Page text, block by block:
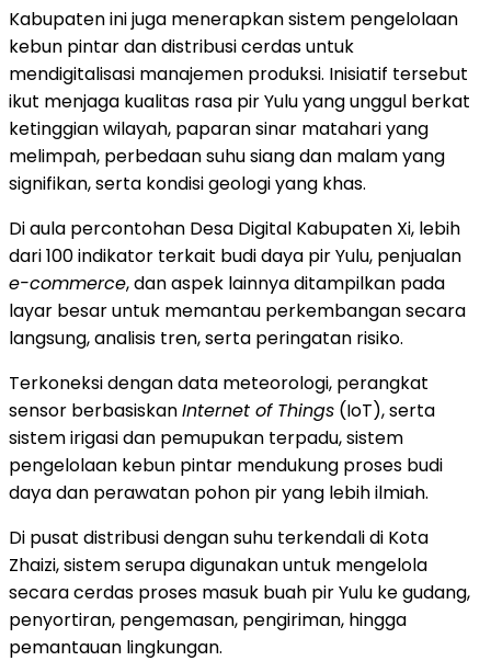
Kabupaten ini juga menerapkan sistem pengelolaan
kebun pintar dan distribusi cerdas untuk
mendigitalisasi manajemen produksi. Inisiatif tersebut
ikut menjaga kualitas rasa pir Yulu yang unggul berkat
ketinggian wilayah, paparan sinar matahari yang
melimpah, perbedaan suhu siang dan malam yang
signifikan, serta kondisi geologi yang khas.
Di aula percontohan Desa Digital Kabupaten Xi, lebih
dari 100 indikator terkait budi daya pir Yulu, penjualan
e-commerce, dan aspek lainnya ditampilkan pada
layar besar untuk memantau perkembangan secara
langsung, analisis tren, serta peringatan risiko.
Terkoneksi dengan data meteorologi, perangkat
sensor berbasiskanInternet of Things (IoT), serta
sistem irigasi dan pemupukan terpadu, sistem
pengelolaan kebun pintar mendukung proses budi
daya dan perawatan pohon pir yang lebih ilmiah.
Di pusat distribusi dengan suhu terkendali di Kota
Zhaizi, sistem serupa digunakan untuk mengelola
secara cerdas proses masuk buah pir Yulu ke gudang,
penyortiran, pengemasan, pengiriman, hingga
pemantauan lingkungan.